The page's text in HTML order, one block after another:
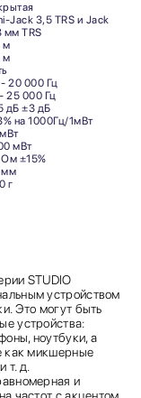
Jack 3,5 TRS и Jack
мм TRS
м
м
20 000 Гц
25 000 Гц
дБ ±3 дБ
на 1000Гц/1мВт
мВт
±15%
мм
г
STUDIO
устройством
Это могут быть
устройства:
ноутбуки, а
как микшерные
т. д.
и